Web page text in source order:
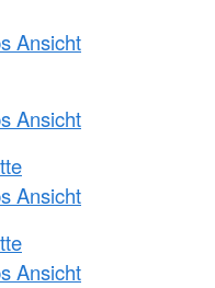
Ansicht
Ansicht
Ansicht
Ansicht